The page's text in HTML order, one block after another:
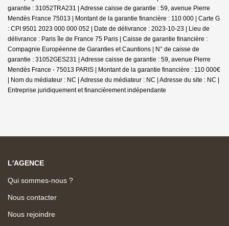
garantie : 31052TRA231 | Adresse caisse de garantie : 59, avenue Pierre
Mendès France 75013 | Montant de la garantie financière : 110 000 | Carte G
: CPI 9501 2023 000 000 052 | Date de délivrance : 2023-10-23 | Lieu de
délivrance : Paris île de France 75 Paris | Caisse de garantie financière :
Compagnie Européenne de Garanties et Cauntions | N° de caisse de
garantie : 31052GES231 | Adresse caisse de garantie : 59, avenue Pierre
Mendès France - 75013 PARIS | Montant de la garantie financière : 110 000€
| Nom du médiateur : NC | Adresse du médiateur : NC | Adresse du site : NC |
Entreprise juridiquement et financièrement indépendante
L'AGENCE
Qui sommes-nous ?
Nous contacter
Nous rejoindre